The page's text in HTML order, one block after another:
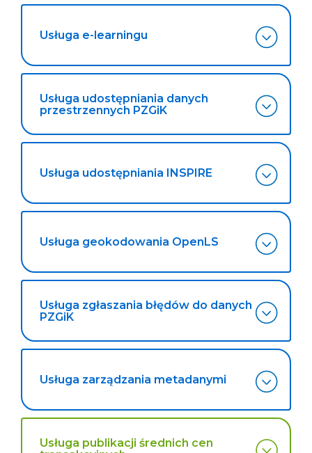
Usługa e-learningu
Usługa udostępniania danych
przestrzennych PZGiK
Usługa udostępniania INSPIRE
Usługa geokodowania OpenLS
Usługa zgłaszania błędów do danych
PZGiK
Usługa zarządzania metadanymi
Usługa publikacji średnich cen